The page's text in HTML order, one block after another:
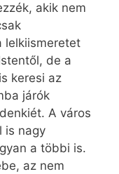
akik nem
lelkiismeretet
de a
keresi az
járók
A város
is nagy
a többi is.
az nem